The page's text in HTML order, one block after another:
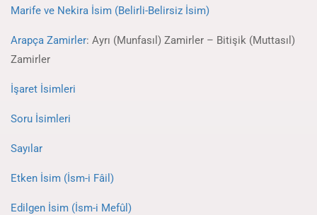
Marife ve Nekira İsim (Belirli-Belirsiz İsim)
Arapça Zamirler: Ayrı (Munfasıl) Zamirler – Bitişik (Muttasıl)
Zamirler
İşaret İsimleri
Soru İsimleri
Sayılar
Etken İsim (İsm-i Fâil)
Edilgen İsim (İsm-i Mefûl)